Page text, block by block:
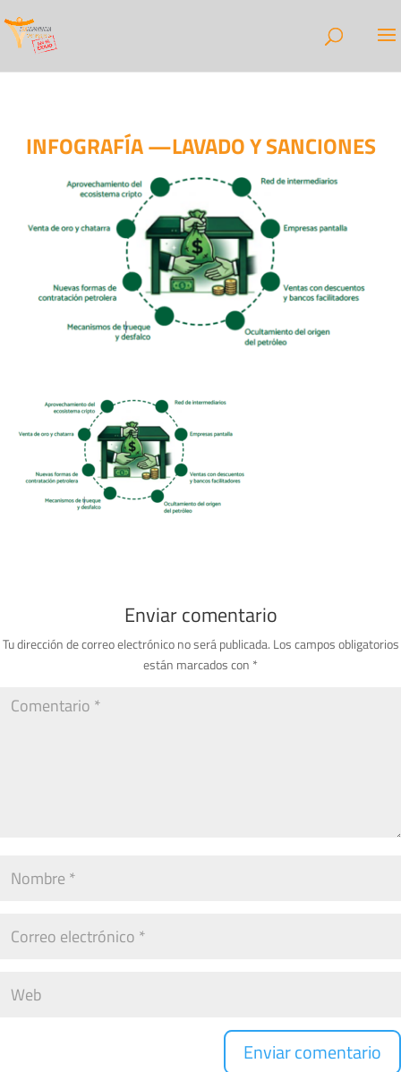
INFOGRAFÍA —LAVADO Y SANCIONES
Enviar comentario
Tu dirección de correo electrónico no será publicada. Los campos obligatorios
están marcados con *